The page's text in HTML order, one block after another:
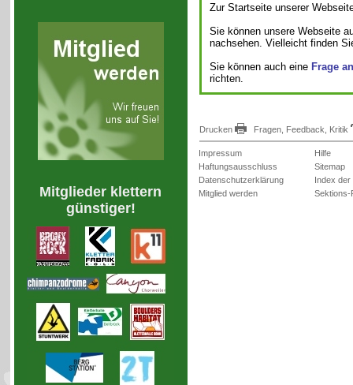
Mitglieder klettern
günstiger!
Zur Startseite unserer
Sie können unsere Webseite
nachsehen. Vielleicht finden
Sie können auch eine Frage
richten.
Drucken Fragen, Feedback, Kritik
Impressum
Haftungsausschluss
Datenschutzerklärung
Mitglied werden
Hilfe
Sitemap
Index der
Sektions-